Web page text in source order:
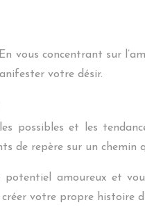
vous concentrant sur
votre désir.
possibles et les
de repère sur un chemin
amoureux et
votre propre histoire